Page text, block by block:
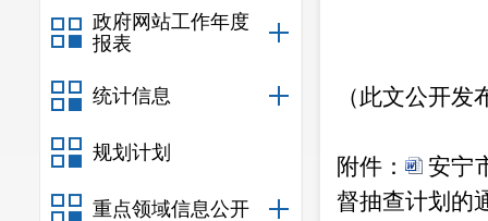
政府网站工作年度
报表
统计信息
规划计划
重点领域信息公开
（此文公开发
附件：
安宁
督抽查计划的